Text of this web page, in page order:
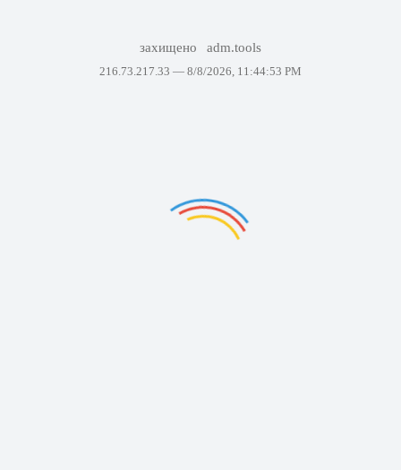
захищено adm.tools
216.73.217.33 — 8/8/2026, 11:44:53 PM